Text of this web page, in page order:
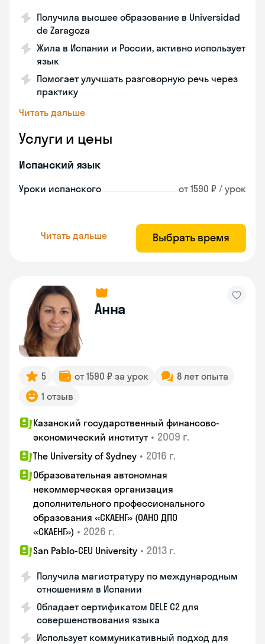
Получила высшее образование в Universidad
de Zaragoza
Жила в Испании и России, активно использует
язык
Помогает улучшать разговорную речь через
практику
Читать дальше
Услуги и цены
Испанский язык
Уроки испанского от 1590 ₽ / урок
Читать дальше Выбрать время
Анна
5 от 1590 ₽ за урок
8 лет опыта
1 отзыв
Казанский государственный финансово-
экономический институт • 2009 г.
The University of Sydney • 2016 г.
Образовательная автономная
некоммерческая организация
дополнительного профессионального
образования «СКАЕНГ» (ОАНО ДПО
«СКАЕНГ») • 2026 г.
San Pablo-CEU University • 2013 г.
Получила магистратуру по международным
отношениям в Испании
Обладает сертификатом DELE C2 для
совершенствования языка
Использует коммуникативный подход для